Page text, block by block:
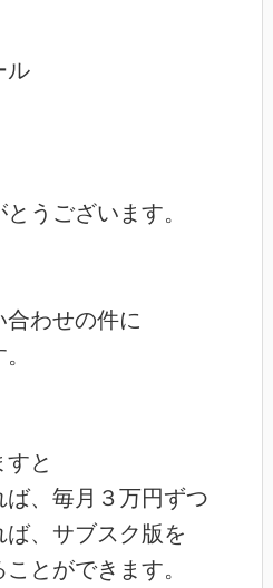
ル
うございます。
わせの件に
と
、毎月３万円ずつ
、サブスク版を
とができます。